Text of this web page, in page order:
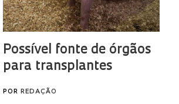
Possível fonte de órgãos
para transplantes
POR REDAÇÃO